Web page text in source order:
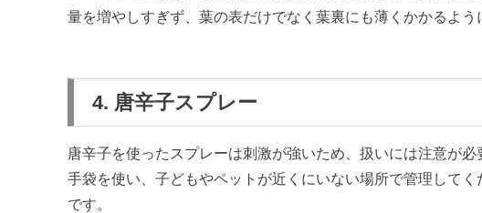
量を増やしすぎず、葉の表だけでなく葉裏にも薄くかかるよう
4. 唐辛子スプレー
唐辛子を使ったスプレーは刺激が強いため、扱いには注意が
手袋を使い、子どもやペットが近くにいない場所で管理して
です。